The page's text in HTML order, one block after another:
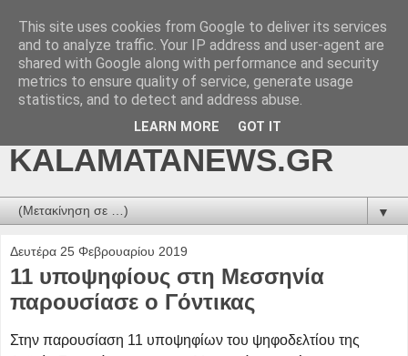
kalamatanews.gr -
ΜΕΣΣΗΝΙΑΚΑ ΝΕΑ
ONLINE-
KALAMATANEWS.GR
▼
Δευτέρα 25 Φεβρουαρίου 2019
11 υποψηφίους στη Μεσσηνία
παρουσίασε ο Γόντικας
Στην παρουσίαση 11 υποψηφίων του ψηφοδελτίου της
This site uses cookies from Google to deliver its services
and to analyze traffic. Your IP address and user-agent are
shared with Google along with performance and security
metrics to ensure quality of service, generate usage
statistics, and to detect and address abuse.
LEARN MORE GOT IT